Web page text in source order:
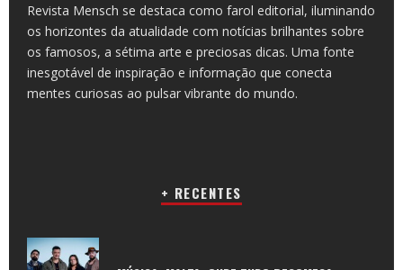
Revista Mensch se destaca como farol editorial, iluminando
os horizontes da atualidade com notícias brilhantes sobre
os famosos, a sétima arte e preciosas dicas. Uma fonte
inesgotável de inspiração e informação que conecta
mentes curiosas ao pulsar vibrante do mundo.
+ RECENTES